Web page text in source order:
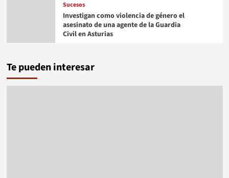
Sucesos
Investigan como violencia de género el
asesinato de una agente de la Guardia
Civil en Asturias
Te pueden interesar